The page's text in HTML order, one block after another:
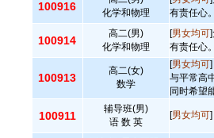
100916
化学和物理
有责任心
100914
高二(男)
化学和物理
[男女均可
有责任心
100913
高二(女)
数学
[男女均可
与平常高
同时希望
100911
辅导班(男)
语 数 英
[男女均可